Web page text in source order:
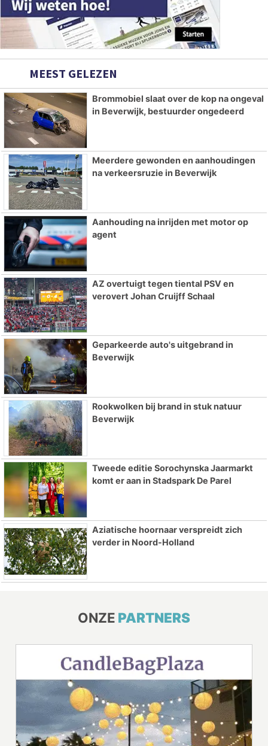
MEEST GELEZEN
Brommobiel slaat over de kop na ongeval
in Beverwijk, bestuurder ongedeerd
Meerdere gewonden en aanhoudingen
na verkeersruzie in Beverwijk
Aanhouding na inrijden met motor op
agent
AZ overtuigt tegen tiental PSV en
verovert Johan Cruijff Schaal
Geparkeerde auto's uitgebrand in
Beverwijk
Rookwolken bij brand in stuk natuur
Beverwijk
Tweede editie Sorochynska Jaarmarkt
komt er aan in Stadspark De Parel
Aziatische hoornaar verspreidt zich
verder in Noord-Holland
ONZE PARTNERS